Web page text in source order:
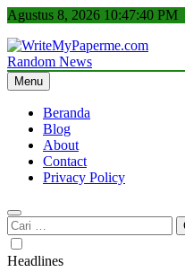
Skip
content
Agustus 8, 2026 10:47:41 PM
WriteMyPaperme.com
Bisnis, Kuliner, Teknologi
Random News
Menu
Beranda
Blog
About
Contact
Privacy Policy
Cari
untuk:
Headlines